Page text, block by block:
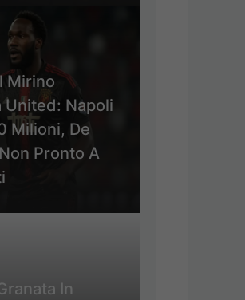
Mirino
United: Napoli
Milioni, De
Pronto A
In